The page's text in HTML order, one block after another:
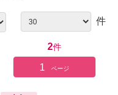
件
2件
1 ページ